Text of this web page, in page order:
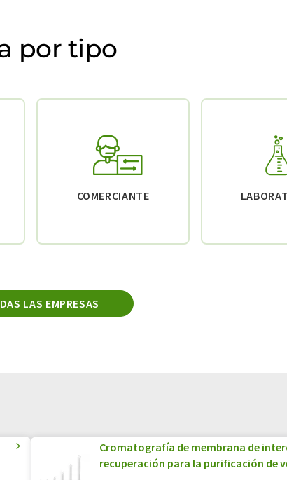
por tipo
COMERCIANTE
LAS EMPRESAS
Cromatografía de membrana de
recuperación para la purificación de